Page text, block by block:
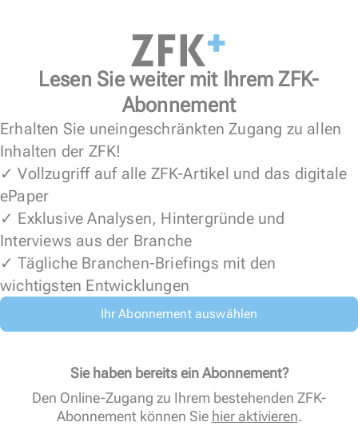
Lesen Sie weiter mit Ihrem ZFK-
Abonnement
Erhalten Sie uneingeschränkten Zugang zu allen
Inhalten der ZFK!
✓ Vollzugriff auf alle ZFK-Artikel und das digitale
ePaper
✓ Exklusive Analysen, Hintergründe und
Interviews aus der Branche
✓ Tägliche Branchen-Briefings mit den
wichtigsten Entwicklungen
Ihr Abonnement auswählen
Sie haben bereits ein Abonnement?
Den Online-Zugang zu Ihrem bestehenden ZFK-
Abonnement können Sie hier aktivieren.